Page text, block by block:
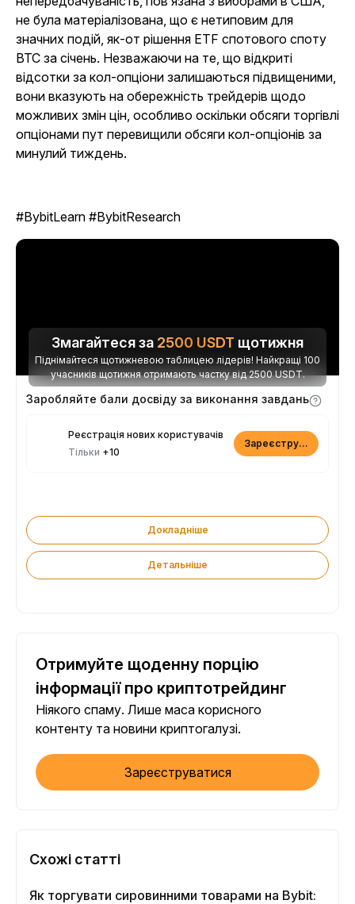
не була матеріалізована, що є нетиповим для
значних подій, як-от рішення ETF спотового споту
BTC за січень. Незважаючи на те, що відкриті
відсотки за кол-опціони залишаються підвищеними,
вони вказують на обережність трейдерів щодо
можливих змін цін, особливо оскільки обсяги торгівлі
опціонами пут перевищили обсяги кол-опціонів за
минулий тиждень.
#BybitLearn #BybitResearch
Змагайтеся за 2500 USDT щотижня
Піднімайтеся щотижневою таблицею лідерів! Найкращі 100
учасників щотижня отримають частку від 2500 USDT.
Заробляйте бали досвіду за виконання завдань
Реєстрація нових користувачів
Тільки +10
Зареєструватися
Докладніше
Детальніше
Отримуйте щоденну порцію
інформації про криптотрейдинг
Ніякого спаму. Лише маса корисного
контенту та новини криптогалузі.
Зареєструватися
Схожі статті
Як торгувати сировинними товарами на Bybit: